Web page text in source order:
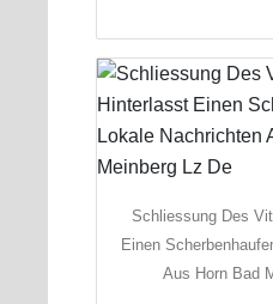
Schliessung Des
Einen
Aus Horn Bad